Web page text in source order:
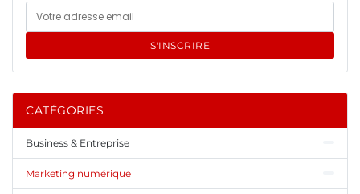
S'INSCRIRE
CATÉGORIES
Business & Entreprise
Marketing numérique